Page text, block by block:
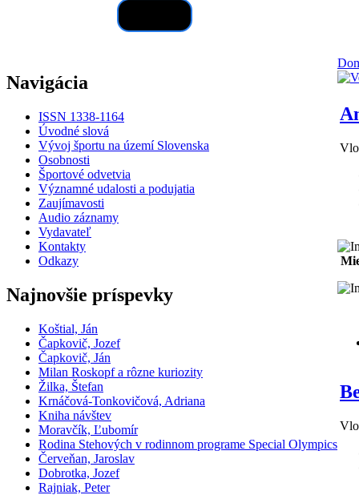
Navigácia
ISSN 1338-1164
Úvodné slová
Vývoj športu na území Slovenska
Osobnosti
Športové odvetvia
Významné udalosti a podujatia
Zaujímavosti
Audio záznamy
Vydavateľ
Kontakty
Odkazy
Najnovšie príspevky
Koštial, Ján
Čapkovič, Jozef
Čapkovič, Ján
Milan Roskopf a rôzne kuriozity
Žilka, Štefan
Krnáčová-Tonkovičová, Adriana
Kniha návštev
Moravčík, Ľubomír
Rodina Stehových v rodinnom programe Special Olympics
Červeňan, Jaroslav
Dobrotka, Jozef
Rajniak, Peter